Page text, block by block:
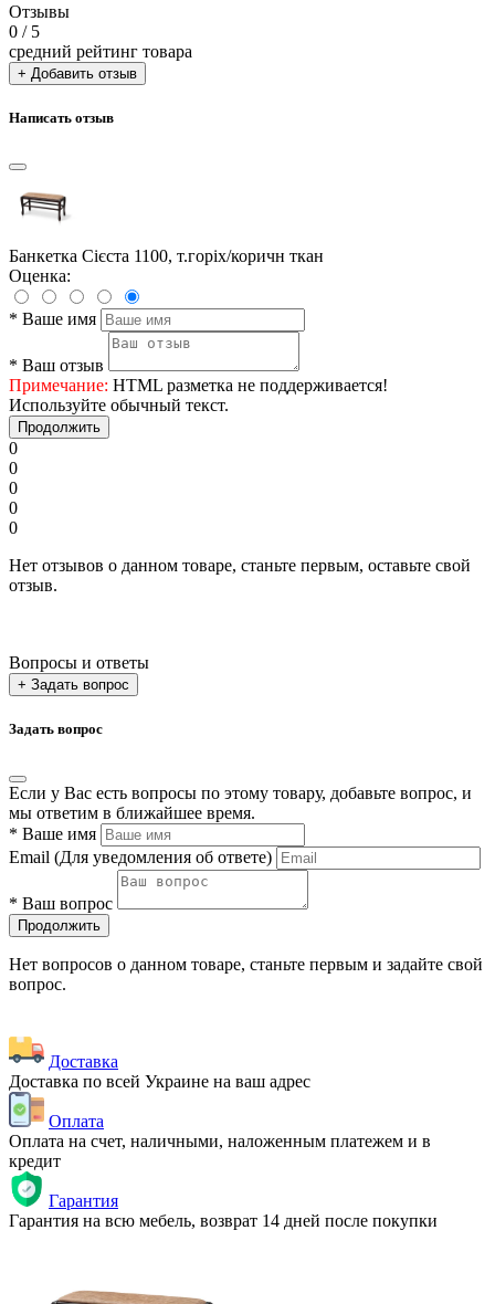
Отзывы
0 / 5
средний рейтинг товара
+ Добавить отзыв
Написать отзыв
Банкетка Сієста 1100, т.горіх/коричн ткан
Оценка:
* Ваше имя
* Ваш отзыв
Примечание: HTML разметка не поддерживается!
Используйте обычный текст.
Продолжить
0
0
0
0
0
Нет отзывов о данном товаре, станьте первым, оставьте свой
отзыв.
Вопросы и ответы
+ Задать вопрос
Задать вопрос
Если у Вас есть вопросы по этому товару, добавьте вопрос, и
мы ответим в ближайшее время.
* Ваше имя
Email (Для уведомления об ответе)
* Ваш вопрос
Продолжить
Нет вопросов о данном товаре, станьте первым и задайте свой
вопрос.
Доставка
Доставка по всей Украине на ваш адрес
Оплата
Оплата на счет, наличными, наложенным платежем и в
кредит
Гарантия
Гарантия на всю мебель, возврат 14 дней после покупки